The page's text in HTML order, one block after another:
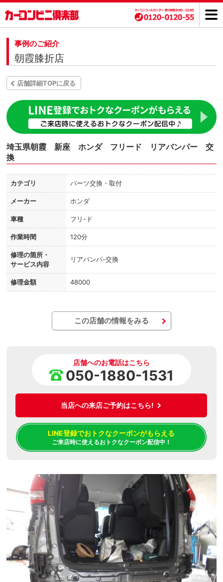
事例のご紹介
朝霞膝折店
店舗詳細TOPに戻る
埼玉県朝霞 新座 ホンダ フリード リアバンパー 交
換
カテゴリ パーツ交換・取付
メーカー ホンダ
車種 フリ-ド
作業時間 120分
修理の箇所・
サービス内容
リアバンパ-交換
修理金額 48000
この店舗の情報をみる
店舗へのお電話はこちら
050-1880-1531
当店への来店ご予約はこちら!
LINE登録でおトクなクーポンがもらえる
ご来店時に使えるおトクなクーポン配信中！